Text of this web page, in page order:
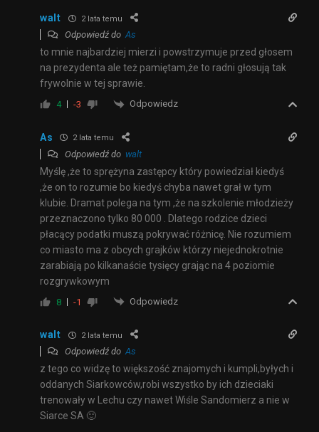
walt 2 lata temu
Odpowiedź doAs
to mnie najbardziej mierzi i powstrzymuje przed głosem
na prezydenta ale też pamiętam,że to radni głosują tak
frywolnie w tej sprawie.
4 -3 Odpowiedz
As 2 lata temu
Odpowiedź do walt
Myślę ,że to sprężyna zastępcy który powiedział kiedyś
,że on to rozumie bo kiedyś chyba nawet grał w tym
klubie. Dramat polega na tym ,że na szkolenie młodzieży
przeznaczono tylko 80 000 . Dlatego rodzice dzieci
płacący podatki muszą pokrywać różnicę. Nie rozumiem
co miasto ma z obcych grajków którzy niejednokrotnie
zarabiają po kilkanaście tysięcy grając na 4 poziomie
rozgrywkowym
8 -1 Odpowiedz
walt 2 lata temu
Odpowiedź doAs
z tego co widzę to większość znajomych i kumpli,byłych i
oddanych Siarkowców,robi wszystko by ich dzieciaki
trenowały w Lechu czy nawet Wiśle Sandomierz a nie w
Siarce SA 🙂